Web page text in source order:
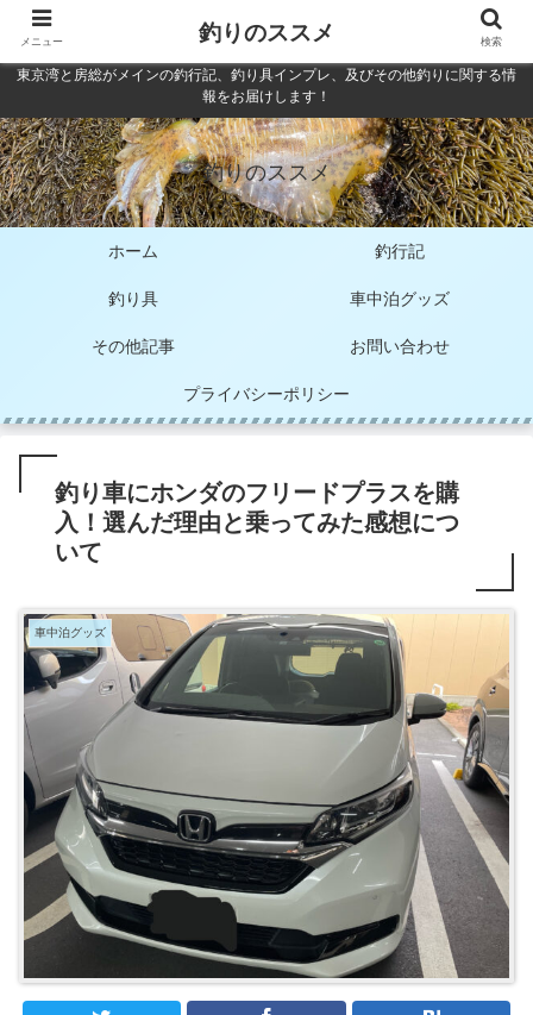
東京湾と房総がメインの釣行記、釣り具インプレ、及びその他釣りに関する情
報をお届けします！
釣りのススメ
ホーム 釣行記
釣り具 車中泊グッズ
その他記事 お問い合わせ
プライバシーポリシー
釣り車にホンダのフリードプラスを購
入！選んだ理由と乗ってみた感想につ
いて
車中泊グッズ
メニュー 釣りのススメ 検索